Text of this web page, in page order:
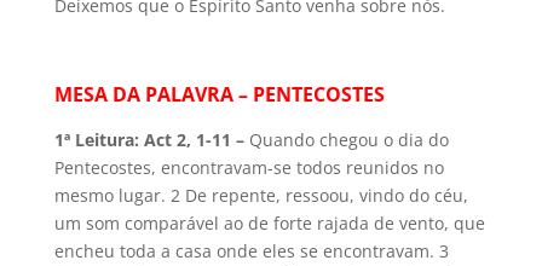
Deixemos que o Espírito Santo venha sobre nós.
MESA DA PALAVRA – PENTECOSTES
1ª Leitura: Act 2, 1-11 – Quando chegou o dia do
Pentecostes, encontravam-se todos reunidos no
mesmo lugar. 2 De repente, ressoou, vindo do céu,
um som comparável ao de forte rajada de vento, que
encheu toda a casa onde eles se encontravam. 3